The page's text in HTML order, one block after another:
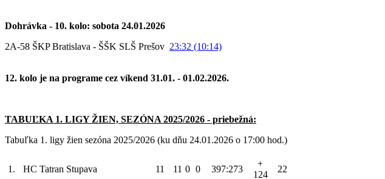
Dohrávka - 10. kolo: sobota 24.01.2026
2A-58 ŠKP Bratislava - ŠŠK SLŠ Prešov 23:32 (10:14)
12. kolo je na programe cez víkend 31.01. - 01.02.2026.
TABUĽKA 1. LIGY ŽIEN, SEZÓNA 2025/2026 - priebežná:
Tabuľka 1. ligy žien sezóna 2025/2026 (ku dňu 24.01.2026 o 17:00 hod.)
1. HC Tatran Stupava 11 11 0 0 397:273
+
124
22